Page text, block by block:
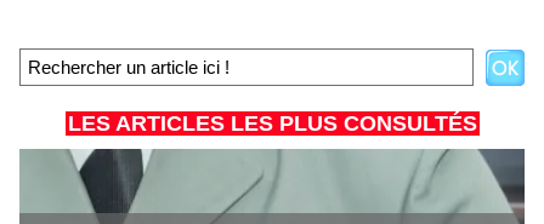
LES ARTICLES LES PLUS CONSULTÉS